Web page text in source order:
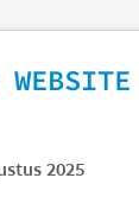
2025